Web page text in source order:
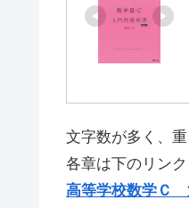
文字数が多く、
各章は下のリン
高等学校数学Ｃ